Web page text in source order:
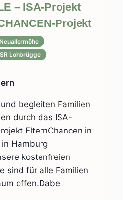
– ISA-Projekt
Projekt
SR Lohbrügge
begleiten Familien
durch das ISA-
ElternChancen in
Hamburg
kostenfreien
sind für alle Familien
offen.Dabei